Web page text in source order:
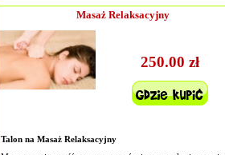
Masaż Relaksacyjny
250.00 zł
Talon na Masaż Relaksacyjny